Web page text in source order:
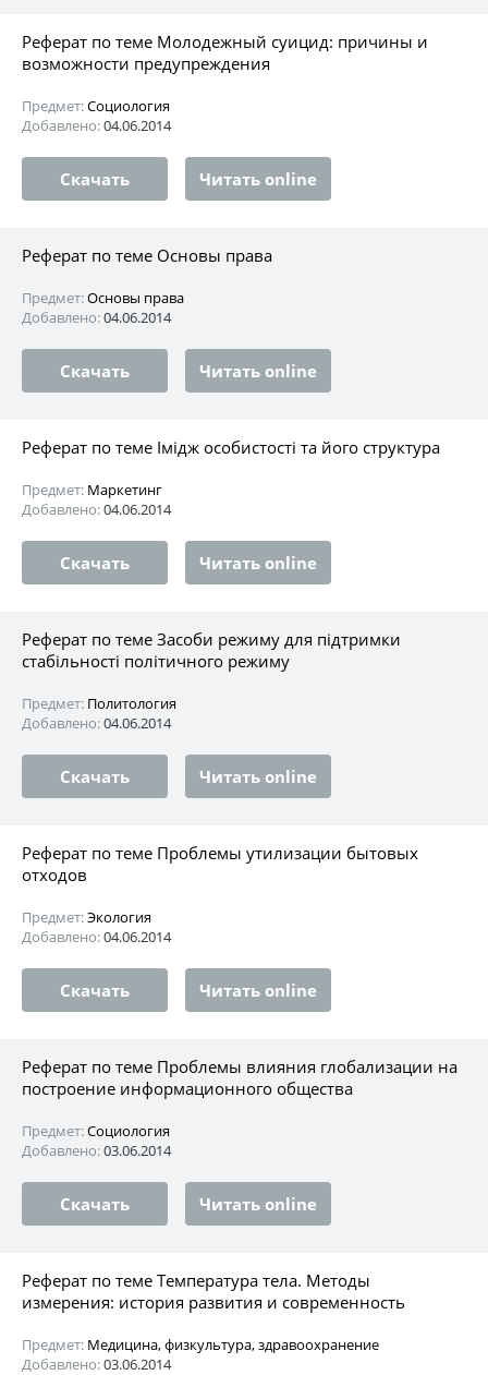
Реферат по теме Молодежный суицид: причины и
возможности предупреждения
Предмет:Социология
Добавлено:04.06.2014
Скачать Читать online
Реферат по теме Основы права
Предмет:Основы права
Добавлено:04.06.2014
Скачать Читать online
Реферат по теме Імідж особистості та його структура
Предмет: Маркетинг
Добавлено:04.06.2014
Скачать Читать online
Реферат по теме Засоби режиму для підтримки
стабільності політичного режиму
Предмет: Политология
Добавлено:04.06.2014
Скачать Читать online
Реферат по теме Проблемы утилизации бытовых
отходов
Предмет:Экология
Добавлено:04.06.2014
Скачать Читать online
Реферат по теме Проблемы влияния глобализации на
построение информационного общества
Предмет:Социология
Добавлено:03.06.2014
Скачать Читать online
Реферат по теме Температура тела. Методы
измерения: история развития и современность
Предмет: Медицина, физкультура, здравоохранение
Добавлено:03.06.2014